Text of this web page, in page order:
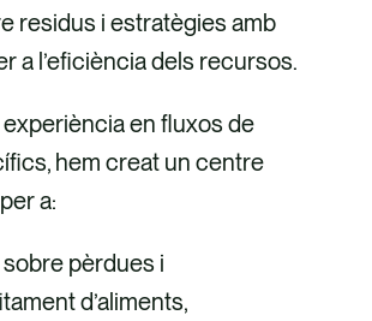
residus i estratègies amb
a l’eficiència dels recursos.
en fluxos de
hem creat un centre
a:
pèrdues i
d’aliments,